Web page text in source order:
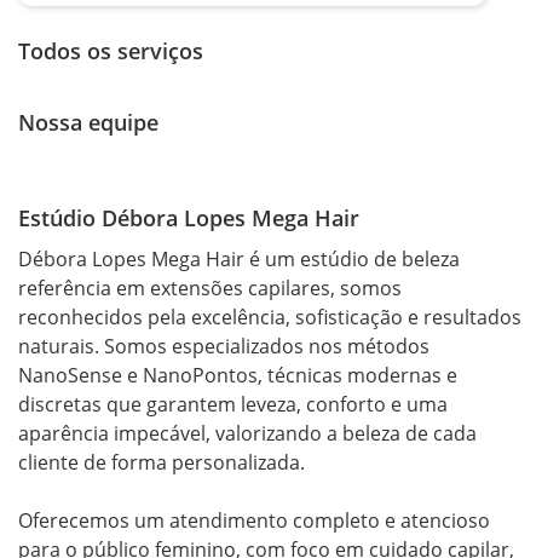
Todos os serviços
Nossa equipe
Estúdio Débora Lopes Mega Hair
Débora Lopes Mega Hair é um estúdio de beleza
referência em extensões capilares, somos
reconhecidos pela excelência, sofisticação e resultados
naturais. Somos especializados nos métodos
NanoSense e NanoPontos, técnicas modernas e
discretas que garantem leveza, conforto e uma
aparência impecável, valorizando a beleza de cada
cliente de forma personalizada.
Oferecemos um atendimento completo e atencioso
para o público feminino, com foco em cuidado capilar,